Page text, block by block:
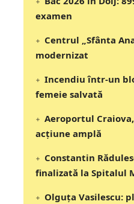
examen
Centrul „Sfânta
modernizat
Incendiu într-un
femeie salvată
Aeroportul
acțiune amplă
Constantin
finalizată la Spitalul
Olguța Vasilescu: